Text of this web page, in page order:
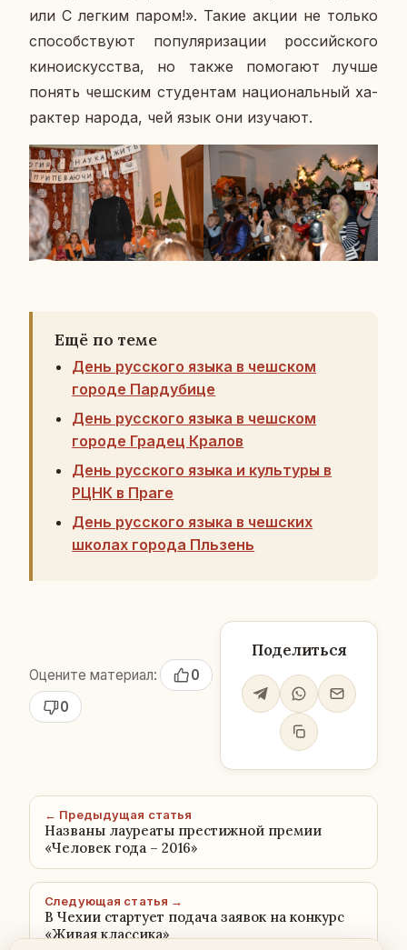
или С легким паром!». Такие акции не только
спо­соб­ству­ют по­пу­ля­ри­за­ции рос­сий­ско­го
ки­но­ис­кус­ства, но также по­мо­га­ют лучше
понять чеш­ским сту­ден­там на­ци­о­наль­ный ха­
рак­тер народа, чей язык они изу­ча­ют.
Ещё по теме
День русского языка в чешском
городе Пардубице
День русского языка в чешском
городе Градец Кралов
День русского языка и культуры в
РЦНК в Праге
День русского языка в чешских
школах города Пльзень
Оцените материал:
0
0
Поделиться
← Предыдущая статья
Названы лауреаты престижной премии
«Человек года – 2016»
Следующая статья →
В Чехии стартует подача заявок на конкурс
«Живая классика»